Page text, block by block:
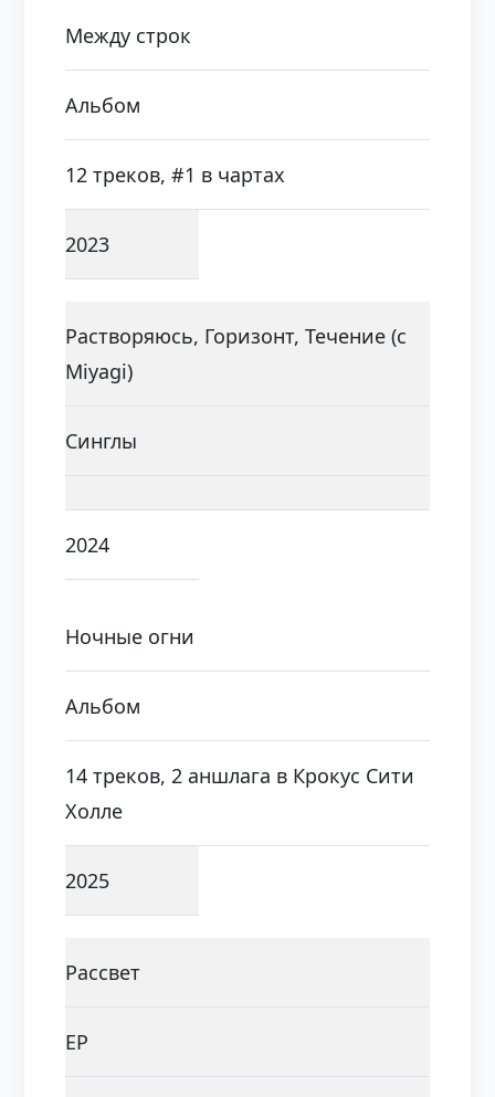
Между строк
Альбом
12 треков, #1 в чартах
2023
Растворяюсь, Горизонт, Течение (с
Miyagi)
Синглы
2024
Ночные огни
Альбом
14 треков, 2 аншлага в Крокус Сити
Холле
2025
Рассвет
EP